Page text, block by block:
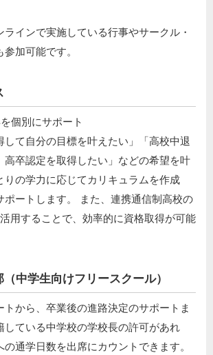
ラインで実施している行事やサークル・
加可能です。
個別にサポート
して自分の目標を叶えたい」「高校中退
高卒認定を取得したい」などの希望を叶
りの学力に応じてカリキュラムを作成
ポートします。 また、連携通信制高校の
用することで、効率的に資格取得が可能
（中学生向けフリースクール）​
トから、卒業後の進路決定のサポートま
している中学校の学校長の許可があれ
通学日数を出席にカウントできます。​